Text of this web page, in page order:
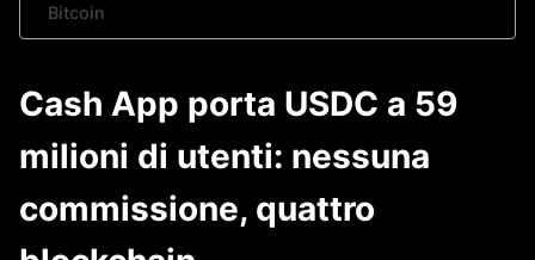
Bitcoin
Cash App porta USDC a 59
milioni di utenti: nessuna
commissione, quattro